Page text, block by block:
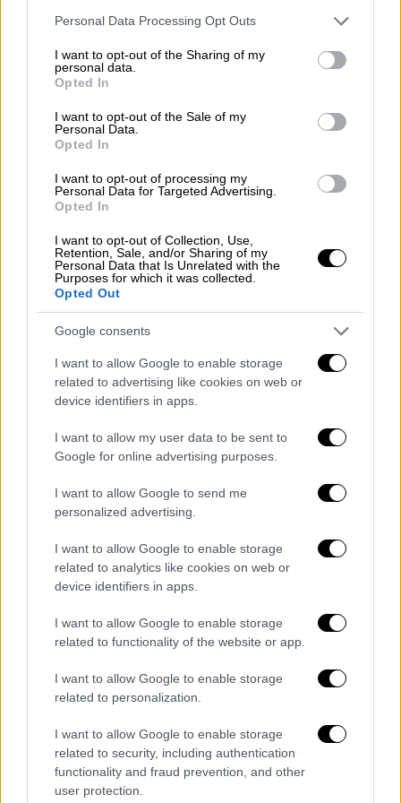
Please note that this website/app uses one or more Google
not limited to your visit or usage behaviour. You may click to
grant or deny consent to Google and its third-party tags to
use your data for below specified purposes in below Google
consent section.
Personal Data Processing Opt Outs
I want to opt-out of the Sharing of my
personal data.
Opted In
I want to opt-out of the Sale of my
Personal Data.
Opted In
I want to opt-out of processing my
Personal Data for Targeted Advertising.
Opted In
I want to opt-out of Collection, Use,
Retention, Sale, and/or Sharing of my
Personal Data that Is Unrelated with the
Purposes for which it was collected.
Opted Out
Google consents
I want to allow Google to enable storage
related to advertising like cookies on web or
device identifiers in apps.
I want to allow my user data to be sent to
Google for online advertising purposes.
I want to allow Google to send me
personalized advertising.
I want to allow Google to enable storage
related to analytics like cookies on web or
device identifiers in apps.
I want to allow Google to enable storage
related to functionality of the website or app.
I want to allow Google to enable storage
related to personalization.
I want to allow Google to enable storage
related to security, including authentication
functionality and fraud prevention, and other
user protection.
Εφόσον εγκριθεί η αίτηση, δεν δύναται να
τροποποιηθεί. Για την εξυπηρέτηση των
χρηστών του πληροφοριακού συστήματος,
διατίθεται εγχειρίδιο χρήσης της
υπηρεσία εξυπηρέτησης των χρηστών (help
desk) για την αναφορά και επίλυση
προβλημάτων και την παροχή οδηγιών.
Πού γίνεται δεκτή η Ψηφιακή Κάρτα
Το ποσό της ψηφιακής χρεωστικής κάρτας
χρησιμοποιείται αποκλειστικά στις
ακόλουθες κατηγορίες εμπόρων (Merchant
Category Codes — MCC), όπως αυτές
ορίζονται ρητά στην κοινή υπουργική
απόφασης:
Πρατήρια υγρών καυσίμων και
αυτόματοι πωλητές καυσίμων (MCC
5541, 5542, 5983)
αστικές-προαστιακές συγκοινωνίες,
πλοία-φέρι (MCC 4111, 4131, 4011)
Σιδηροδρομικές μεταφορές επιβατών
(MCC 4112)
Ταξί (MCC 4121)
Ρητώς απαγορεύεται η ανάληψη μετρητών, η
μεταφορά του ποσού σε τρίτο πρόσωπο και
κάθε άλλη χρήση εκτός των ανωτέρω. Η
κάρτα λειτουργεί αποκλειστικά μέσω
ανέπαφων συναλλαγών (Web/Virtual POS).
Προϋποθέσεις επιλεξιμότητας
οχήματος